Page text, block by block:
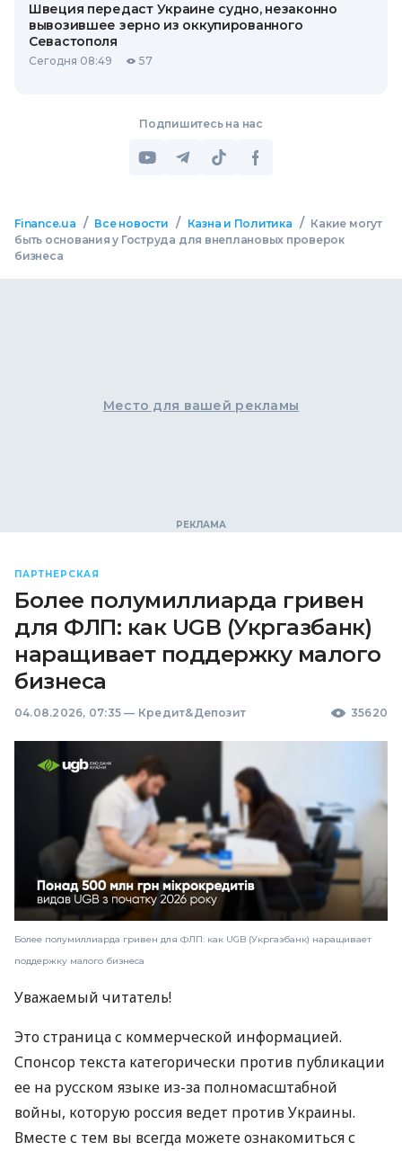
Швеция передаст Украине судно, незаконно
вывозившее зерно из оккупированного
Севастополя
Сегодня 08:49 57
Подпишитесь на нас
Finance.ua / Все новости / Казна и Политика / Какие могут
быть основания у Гоструда для внеплановых проверок
бизнеса
Место для вашей рекламы
ПАРТНЕРСКАЯ
Более полумиллиарда гривен
для ФЛП: как UGB (Укргазбанк)
наращивает поддержку малого
бизнеса
04.08.2026, 07:35 — Кредит&Депозит 35620
Более полумиллиарда гривен для ФЛП: как UGB (Укргазбанк) наращивает
поддержку малого бизнеса
Уважаемый читатель!
Это страница с коммерческой информацией.
Спонсор текста категорически против публикации
ее на русском языке из-за полномасштабной
войны, которую россия ведет против Украины.
Вместе с тем вы всегда можете ознакомиться с